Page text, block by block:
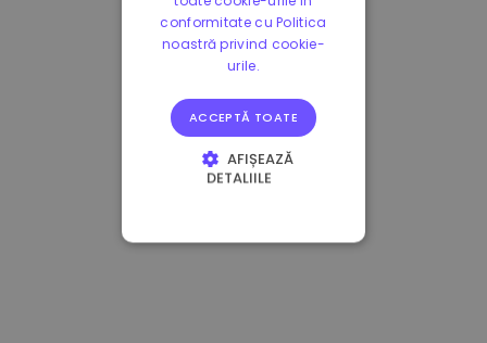
conformitate cu Politica
noastră privind cookie-
urile.
ACCEPTĂ TOATE
AFIȘEAZĂ
DETALIILE